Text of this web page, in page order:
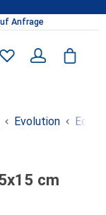
Evolution
5 Sternen
cm